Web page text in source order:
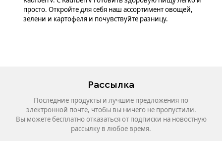
просто. Откройте для себя наш ассортимент овощей,
зелени и картофеля и почувствуйте разницу.
Рассылка
Последние продукты и лучшие предложения по
электронной почте, чтобы вы ничего не пропустили.
Вы можете бесплатно отказаться от подписки на новостную
рассылку в любое время.